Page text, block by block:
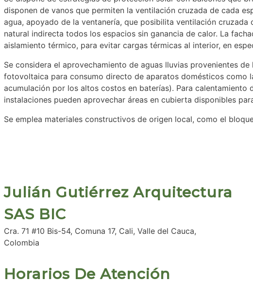
disponen de vanos que permiten la ventilación cruzada de cada
agua, apoyado de la ventanería, que posibilita ventilación
natural indirecta todos los espacios sin ganancia de calor. La
aislamiento térmico, para evitar cargas térmicas al interior, en
Se considera el aprovechamiento de aguas lluvias provenientes
fotovoltaica para consumo directo de aparatos domésticos como
acumulación por los altos costos en baterías). Para
instalaciones pueden aprovechar áreas en cubierta disponibles
Se emplea materiales constructivos de origen local, como el
Julián Gutiérrez Arquitectura
SAS BIC
Cra. 71 #10 Bis-54, Comuna 17, Cali, Valle del Cauca,
Colombia
Horarios De Atención